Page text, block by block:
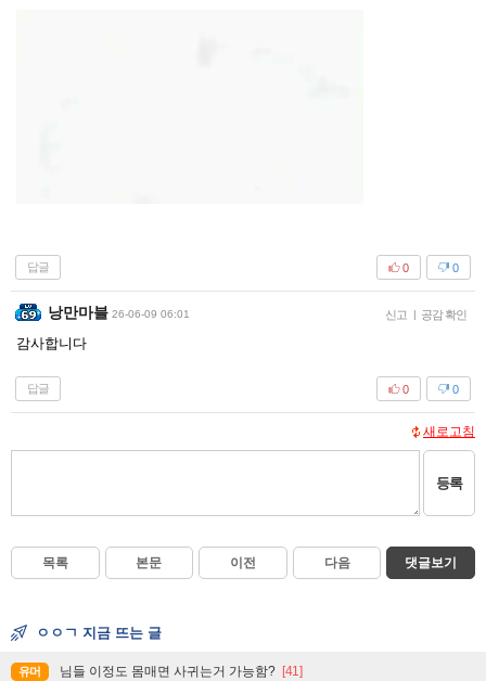
답글 0
0
낭만마블 26-06-09 06:01 신고 | 공감 확인
감사합니다
답글 0
0
새로고침
등록
목록 본문 이전 다음 댓글보기
ㅇㅇㄱ 지금 뜨는 글
유머 님들 이정도 몸매면 사귀는거 가능함? [41]